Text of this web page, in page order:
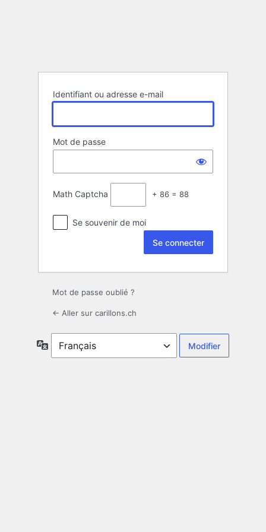
Identifiant ou adresse e-mail
Mot de passe
Math Captcha + 86 = 88
Se souvenir de moi
Mot de passe oublié ?
← Aller sur carillons.ch
Langue